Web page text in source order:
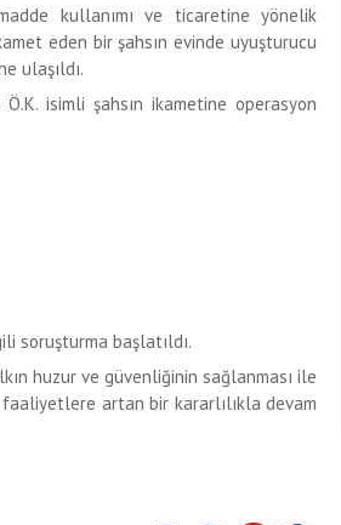
kullanımı ve ticaretine yönelik
eden bir şahsın evinde uyuşturucu
ulaşıldı.
isimli şahsın ikametine operasyon
soruşturma başlatıldı.
huzur ve güvenliğinin sağlanması ile
artan bir kararlılıkla devam